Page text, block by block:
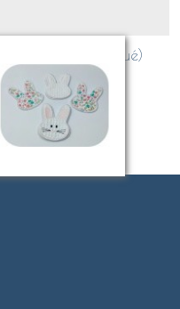
tete lapin (appliqué)
Sur demande